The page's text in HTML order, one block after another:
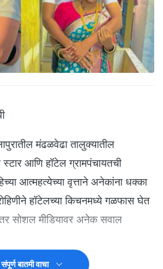
मंढळवेढा तालुक्यातील
स्टार आणि हॉटेल ग्रामपंचायतची
आत्महत्येच्या वृत्ताने अनेकांना धक्का
हॉटेलच्या किचनमध्ये गळफास घेत
सोशल मीडियावर अनेक सवाल
संपूर्ण बातमी वाचा